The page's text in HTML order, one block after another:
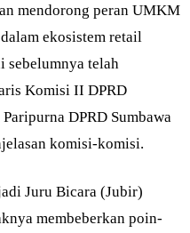
mendorong peran UMKM
ekosistem retail
sebelumnya telah
Komisi II DPRD
DPRD Sumbawa
komisi-komisi.
Juru Bicara (Jubir)
membeberkan poin-